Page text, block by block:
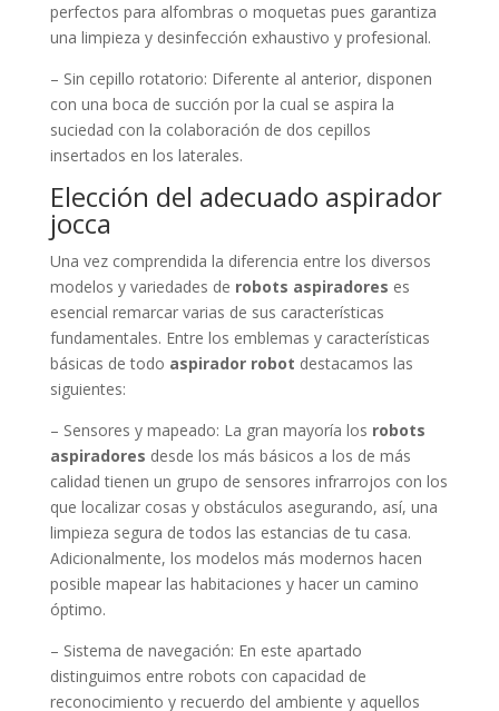
perfectos para alfombras o moquetas pues garantiza
una limpieza y desinfección exhaustivo y profesional.
– Sin cepillo rotatorio: Diferente al anterior, disponen
con una boca de succión por la cual se aspira la
suciedad con la colaboración de dos cepillos
insertados en los laterales.
Elección del adecuado aspirador
jocca
Una vez comprendida la diferencia entre los diversos
modelos y variedades de robots aspiradores es
esencial remarcar varias de sus características
fundamentales. Entre los emblemas y características
básicas de todo aspirador robot destacamos las
siguientes:
– Sensores y mapeado: La gran mayoría los robots
aspiradores desde los más básicos a los de más
calidad tienen un grupo de sensores infrarrojos con los
que localizar cosas y obstáculos asegurando, así, una
limpieza segura de todos las estancias de tu casa.
Adicionalmente, los modelos más modernos hacen
posible mapear las habitaciones y hacer un camino
óptimo.
– Sistema de navegación: En este apartado
distinguimos entre robots con capacidad de
reconocimiento y recuerdo del ambiente y aquellos